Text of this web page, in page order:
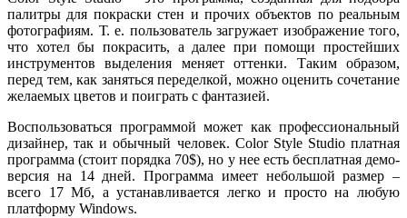
палитры для покраски стен и прочих объектов по реальным
фотографиям. Т. е. пользователь загружает изображение того,
что хотел бы покрасить, а далее при помощи простейших
инструментов выделения меняет оттенки. Таким образом,
перед тем, как заняться переделкой, можно оценить сочетание
желаемых цветов и поиграть с фантазией.
Воспользоваться программой может как профессиональный
дизайнер, так и обычный человек. Color Style Studio платная
программа (стоит порядка 70$), но у нее есть бесплатная демо-
версия на 14 дней. Программа имеет небольшой размер –
всего 17 Мб, а устанавливается легко и просто на любую
платформу Windows.